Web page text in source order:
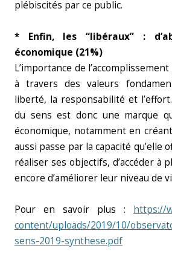
plébiscités par ce public.
* Enfin, les “libéraux” :
économique (21%)
L’importance de
à travers des valeurs
liberté, la responsabilité et
du sens est donc une marque
économique, notamment en
aussi passe par la capacité qu’elle
réaliser ses objectifs, d’accéder à
encore d’améliorer leur niveau de
Pour en savoir plus : https://
content/uploads/2019/10/
sens-2019-synthese.pdf